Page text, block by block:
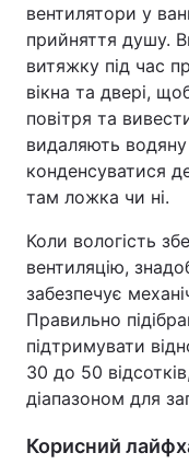
вентилятори у
прийняття душу.
витяжку під час
вікна та двері,
повітря та
видаляють
конденсуватися
там ложка чи ні.
Коли вологість
вентиляцію,
забезпечує
Правильно
підтримувати
30 до 50
діапазоном для
Корисний